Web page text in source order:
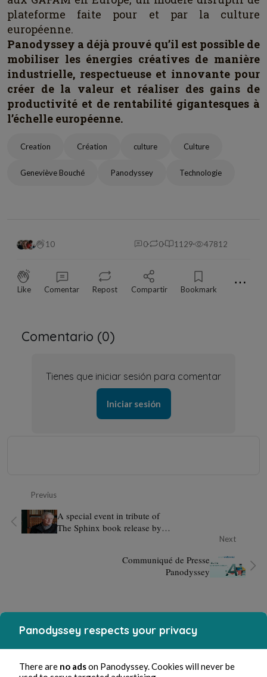
plateforme faite pour et par la culture
européenne.
Panodyssey a déjà prouvé qu’il est possible de
mobiliser les énergies créatives de manière
industrielle, respectueuse et innovante pour
créer de la valeur et réaliser des gains de
productivité et de rentabilité gigantesques à
l’échelle européenne.
Creation Création culture Culture
Geneviève Bouché Panodyssey Technologie
10 0 0 1129 47812
Like Comentar Repost Compartir Bookmark ⋯
Comentario (0)
Tienes que iniciar sesión para comentar
Iniciar sesión
Previus
A special event in tribute of
The Sphinx book release by
Next
Communiqué de Presse
Panodyssey
Panodyssey respects your privacy
There are no adson Panodyssey. Cookies will never be